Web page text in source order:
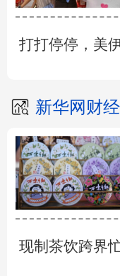
打打停停，美
新华网财
现制茶饮跨界